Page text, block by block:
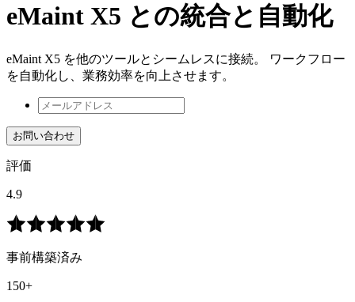
eMaint X5 との統合と自動化
eMaint X5 を他のツールとシームレスに接続。 ワークフロー
を自動化し、業務効率を向上させます。
お問い合わせ
評価
4.9
事前構築済み
150+